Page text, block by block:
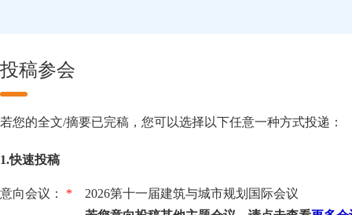
投稿参会
若您的全文/摘要已完稿，您可以选择以下任意一种方式投递：
1.快速投稿
意向会议： *
2026第十一届建筑与城市规划国际会议